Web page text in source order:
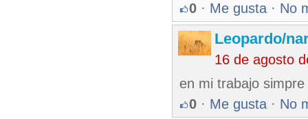
0 · Me gusta · No
Leopardo/
16 de agosto
en mi trabajo
0 · Me gusta · No